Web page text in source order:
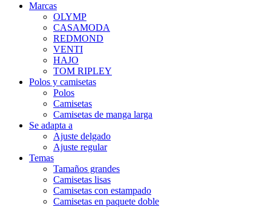
Marcas
OLYMP
CASAMODA
REDMOND
VENTI
HAJO
TOM RIPLEY
Polos y camisetas
Polos
Camisetas
Camisetas de manga larga
Se adapta a
Ajuste delgado
Ajuste regular
Temas
Tamaños grandes
Camisetas lisas
Camisetas con estampado
Camisetas en paquete doble